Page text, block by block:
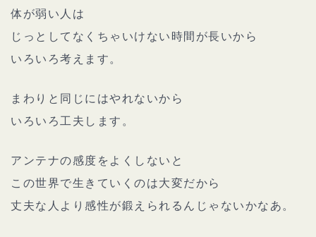
体が弱い人は
じっとしてなくちゃいけない時間が長いから
いろいろ考えます。
まわりと同じにはやれないから
いろいろ工夫します。
アンテナの感度をよくしないと
この世界で生きていくのは大変だから
丈夫な人より感性が鍛えられるんじゃないかなあ。